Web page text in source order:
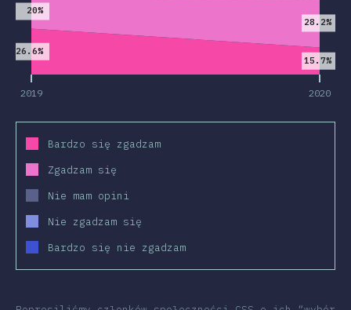
2019 2020
26.6%
15.7%
20%
28.2%
Bardzo się zgadzam
Zgadzam się
Nie mam opini
Nie zgadzam się
Bardzo się nie zgadzam